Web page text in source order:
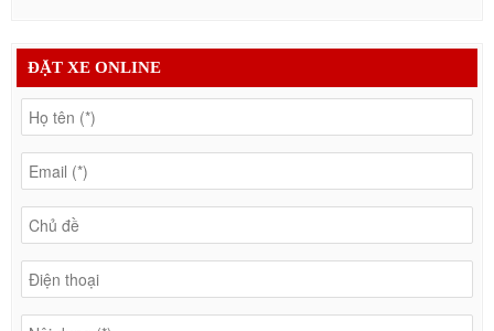
ĐẶT XE ONLINE